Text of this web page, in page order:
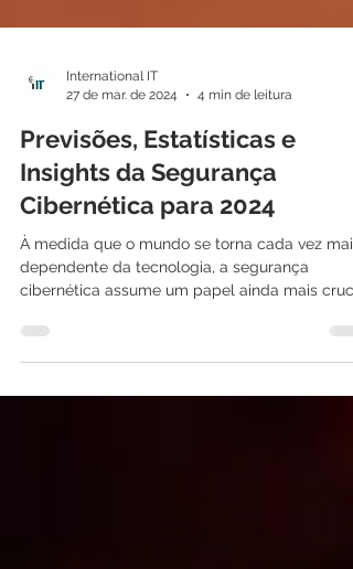
27 de mar. de 2024
4 min de leitura
Previsões, Estatísticas e
Insights da Segurança
Cibernética para 2024
À medida que o mundo se torna cada vez mais
cibernética assume um papel ainda mais